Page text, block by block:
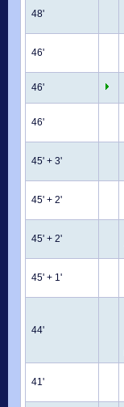
48'
46'
46'
46'
45' + 3'
45' + 2'
45' + 2'
45' + 1'
44'
41'